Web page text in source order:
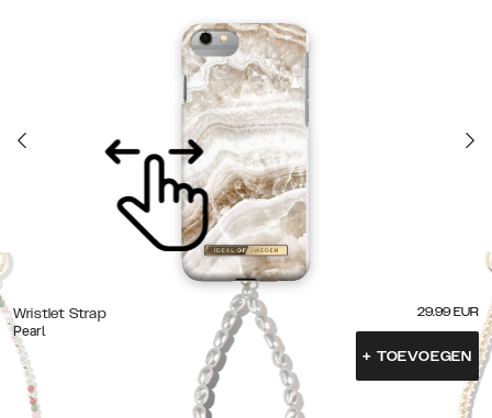
Wristlet Strap
Pearl
29.99 EUR
+ TOEVOEGEN